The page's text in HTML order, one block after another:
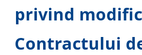
privind
Contractului